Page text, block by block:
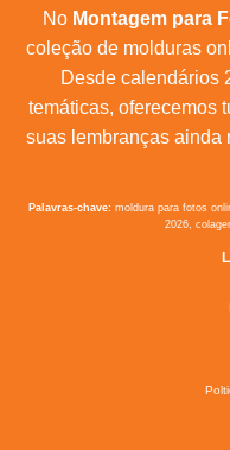
No Montagem para
coleção de molduras
Desde calendários
temáticas, oferecemos
suas lembranças ainda
Palavras-chave:moldura para fotos
2026,